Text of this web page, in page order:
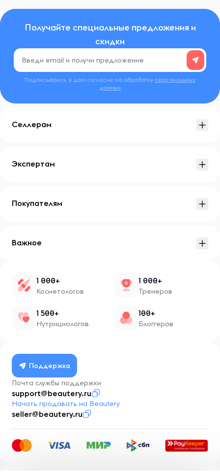
Получайте специальные предложения и
скидки
Подписываясь, я даю согласие на обработку персональных
данных
Селлерам
Экспертам
Покупателям
Важное
1 000+
Косметологов
1 000+
Тренеров
1 500+
Нутрициологов
100+
Блоггеров
Поддержка
Почта службы поддержки
support@beautery.ru
Начать продавать на Beautery
seller@beautery.ru